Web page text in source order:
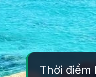
Thời điểm